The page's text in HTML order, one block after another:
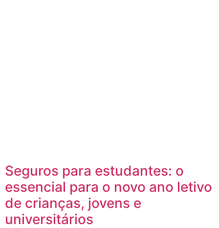
Seguros para estudantes: o
essencial para o novo ano letivo
de crianças, jovens e
universitários